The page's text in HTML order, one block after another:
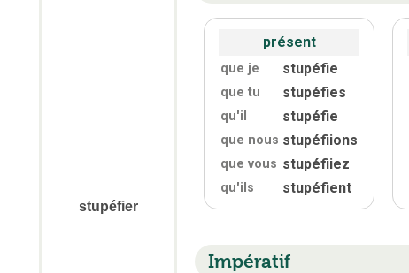
stupéfier
présent
que je stupéfie
que tu stupéfies
qu'il stupéfie
que nous stupéfiions
que vous stupéfiiez
qu'ils stupéfient
Impératif